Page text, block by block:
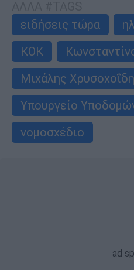
ειδήσεις τώρα
ΚΟΚ
Μιχάλης
Υπουργείο
νομοσχέδιο